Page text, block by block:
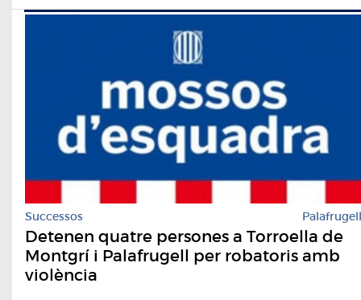
Successos Palafrugell
Detenen quatre persones a Torroella de
Montgrí i Palafrugell per robatoris amb
violència